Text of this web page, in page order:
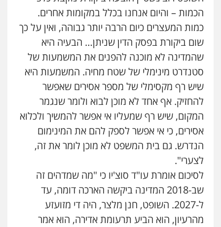
הכמות – והיום אנחנו בכלל במקומות אחרים.
כמות המעצרים כיום הרבה יותר גבוהה, ואין על כך
שום ביקורת בפסק הדין שניתן… הבעיה היא
שהמדינה לא מוכנה להפנים את המשמעות של
סטנדרט מינימלי של שטח מחיה. המשמעות היא
שיש רף מקסימלי של מספר אסירים שאפשר
להחזיק. אף אחד לא מוכן לבוא ולומר שנגמר
המקום, שיש רף שמעליו אי אפשר להמשיך ולכלוא
אסירים, כי אי אפשר לספק להם את המינימום
הנדרש. גם בית המשפט לא מוכן לומר את זה,
לצערי".
לסיכום אומרת עו"ד סוצ'יו כי "מה שמדהים זה
שב-2018 המדינה ביקשה הארכה דומה, עד
ל-2027. השופט, חנן מלצר, היה די מזועזע
מהרעיון, הוא הביע תרעומת אדירה, הוא אמר